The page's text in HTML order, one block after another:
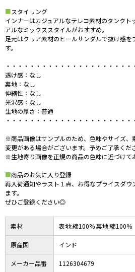
■スタイリング
インナーはカジュアルなテレコ素材のタンクト
アルなミックススタイルがおすすめ。
足元はクリア素材のヒールサンダルで抜け感
す。
・・・・・・・・・・・・・・・・・・・・・
透け感：なし
裏地：なし
伸縮性：なし
光沢感：なし
生地の厚さ：普通
・・・・・・・・・・・・・・・・・・・・・
※商品画像はサンプルのため、色味やサイズ、
変更がある場合がございます。予めご了承くだ
※生地寄り画像を正規の商品の色味に近づけて
■商品のお気に入り登録
再入荷通知やラスト１点、お得なプライスダウ
ます。
ぜひご登録ください◎
素材 表地:綿100% 裏地:綿100％
原産国 インド
メーカー品番 1126304679